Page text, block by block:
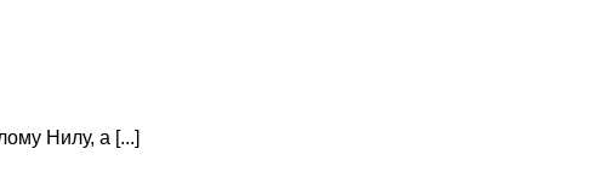
Нилу, а [...]